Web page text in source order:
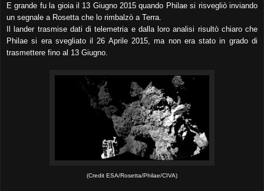
E grande fu la gioia il 13 Giugno 2015 quando Philae si risvegliò inviando
un segnale a Rosetta che lo rimbalzò a Terra.
Il lander trasmise dati di telemetria e dalla loro analisi risultò chiaro che
Philae si era svegliato il 26 Aprile 2015, ma non era stato in grado di
trasmettere fino al 13 Giugno.
(Credit ESA/Rosetta/Philae/CIVA)